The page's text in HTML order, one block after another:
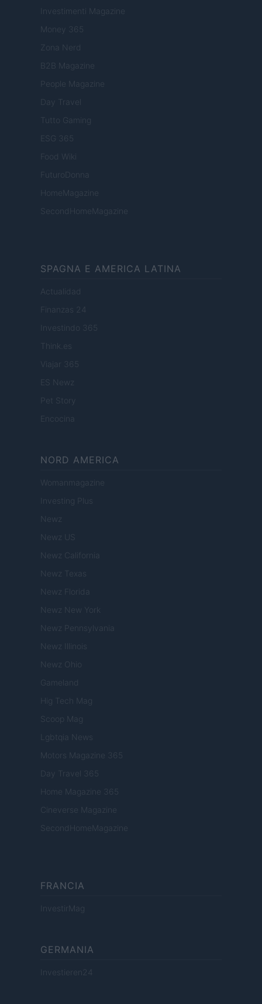
Investimenti Magazine
Money 365
Zona Nerd
B2B Magazine
People Magazine
Day Travel
Tutto Gaming
ESG 365
Food Wiki
FuturoDonna
HomeMagazine
SecondHomeMagazine
SPAGNA E AMERICA LATINA
Actualidad
Finanzas 24
Investindo 365
Think.es
Viajar 365
ES Newz
Pet Story
Encocina
NORD AMERICA
Womanmagazine
Investing Plus
Newz
Newz US
Newz California
Newz Texas
Newz Florida
Newz New York
Newz Pennsylvania
Newz Illinois
Newz Ohio
Gameland
Hig Tech Mag
Scoop Mag
Lgbtqia News
Motors Magazine 365
Day Travel 365
Home Magazine 365
Cineverse Magazine
SecondHomeMagazine
FRANCIA
InvestirMag
GERMANIA
Investieren24